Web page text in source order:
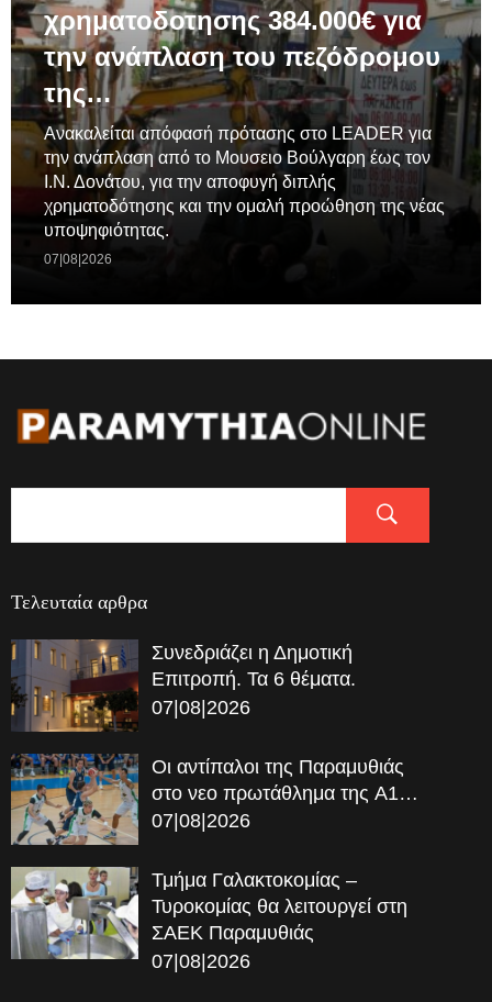
χρηματοδοτησης 384.000€ για
την ανάπλαση του πεζόδρομου
της…
Ανακαλείται απόφασή πρότασης στο LEADER για
την ανάπλαση από το Μουσειο Βούλγαρη έως τον
Ι.Ν. Δονάτου, για την αποφυγή διπλής
χρηματοδότησης και την ομαλή προώθηση της νέας
υποψηφιότητας.
07|08|2026
Τελευταία αρθρα
Συνεδριάζει η Δημοτική
Επιτροπή. Τα 6 θέματα.
07|08|2026
Οι αντίπαλοι της Παραμυθιάς
στο νεο πρωτάθλημα της A1…
07|08|2026
Τμήμα Γαλακτοκομίας –
Τυροκομίας θα λειτουργεί στη
ΣΑΕΚ Παραμυθιάς
07|08|2026